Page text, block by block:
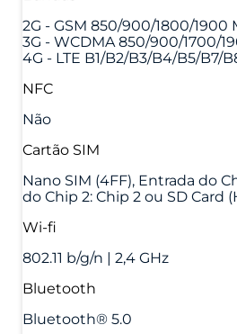
2G - GSM 850/900/1800/1900
3G - WCDMA 850/900/1700/
4G - LTE B1/B2/B3/B4/B5/B7/
NFC
Não
Cartão SIM
Nano SIM (4FF), Entrada do
do Chip 2: Chip 2 ou SD Card
Wi-fi
802.11 b/g/n | 2,4 GHz
Bluetooth
Bluetooth® 5.0